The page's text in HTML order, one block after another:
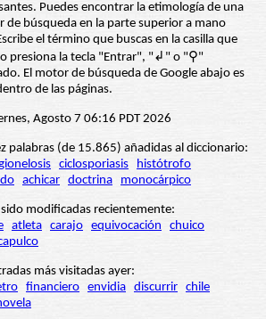
Puedes encontrar la etimología de una
de búsqueda en la parte superior a mano
el término que buscas en la casilla que
presiona la tecla "Entrar", "↲" o "⚲"
El motor de búsqueda de Google abajo es
de las páginas.
Agosto 7 06:16 PDT 2026
palabras (de 15.865) añadidas al diccionario:
ciclosporiasis
histótrofo
achicar doctrina monocárpico
modificadas recientemente:
atleta carajo equivocación
chuico
más visitadas ayer:
financiero envidia discurrir chile